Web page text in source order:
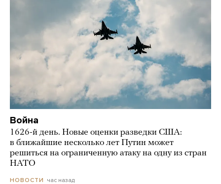
Война
1626-й день. Новые оценки разведки США:
в ближайшие несколько лет Путин может
решиться на ограниченную атаку на одну из стран
НАТО
НОВОСТИ час назад